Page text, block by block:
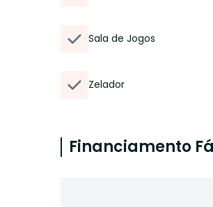
Sala de Jogos
Zelador
Financiamento